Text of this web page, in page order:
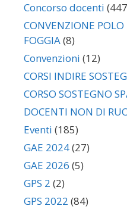
Concorso docenti
CONVENZIONE
FOGGIA(8)
Convenzioni (12)
CORSI INDIRE
CORSO SOSTEGNO
DOCENTI NON DI
Eventi (185)
GAE 2024(27)
GAE 2026 (5)
GPS 2 (2)
GPS 2022 (84)